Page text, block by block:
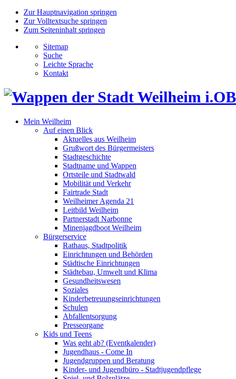
Zur Hauptnavigation springen
Zur Volltextsuche springen
Zum Seiteninhalt springen
Sitemap
Suche
Leichte Sprache
Kontakt
Mein Weilheim
Auf einen Blick
Aktuelles aus Weilheim
Grußwort des Bürgermeisters
Stadtgeschichte
Stadtname und Wappen
Ortsteile und Stadtwald
Mobilität und Verkehr
Fairtrade Stadt
Weilheimer Agenda 21
Leitbild Weilheim
Partnerstadt Narbonne
Minenjagdboot Weilheim
Bürgerservice
Rathaus, Stadtpolitik
Einrichtungen und Behörden
Städtische Einrichtungen
Städtebau, Umwelt und Klima
Gesundheitswesen
Soziales
Kinderbetreuungseinrichtungen
Schulen
Abfallentsorgung
Presseorgane
Kids und Teens
Was geht ab? (Eventkalender)
Jugendhaus - Come In
Jugendgruppen und Beratung
Kinder- und Jugendbüro - Stadtjugendpflege